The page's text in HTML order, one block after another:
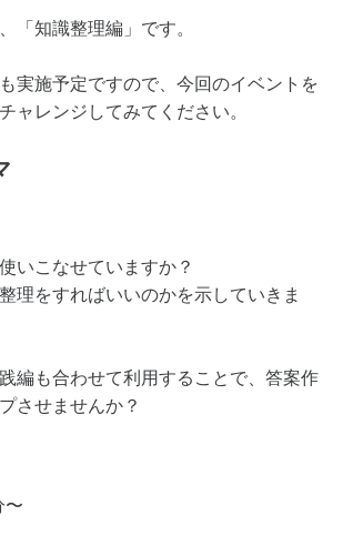
「知識整理編」です。
実施予定ですので、今回のイベントを
ャレンジしてみてください。
いこなせていますか？
理をすればいいのかを示していきま
編も合わせて利用することで、答案作
させませんか？
〜